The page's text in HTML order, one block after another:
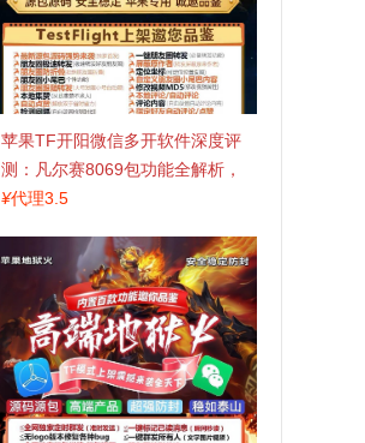
苹果TF开阳微信多开软件深度评
测：凡尔赛8069包功能全解析，
TestFlight稳定版上架，激活认准
¥代理3.5